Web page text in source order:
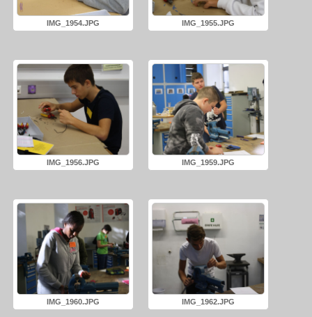
IMG_1954.JPG IMG_1955.JPG
IMG_1956.JPG IMG_1959.JPG
IMG_1960.JPG IMG_1962.JPG